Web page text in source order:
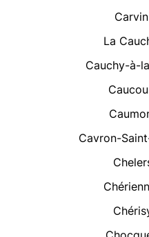
La
Cauchy-à-
Cavron-